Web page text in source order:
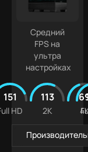
Средний
FPS на
ультра
настройках
151
HD
113
2K